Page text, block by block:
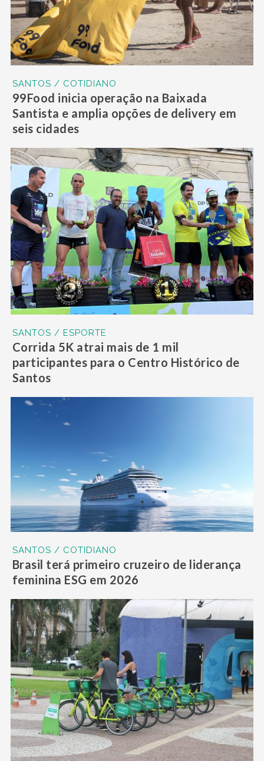
SANTOS / COTIDIANO
99Food inicia operação na Baixada
Santista e amplia opções de delivery em
seis cidades
SANTOS / ESPORTE
Corrida 5K atrai mais de 1 mil
participantes para o Centro Histórico de
Santos
SANTOS / COTIDIANO
Brasil terá primeiro cruzeiro de liderança
feminina ESG em 2026